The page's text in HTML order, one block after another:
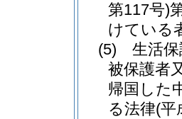
第117号)
けている
(5)
生活
被保護者
帰国した
る法律(平